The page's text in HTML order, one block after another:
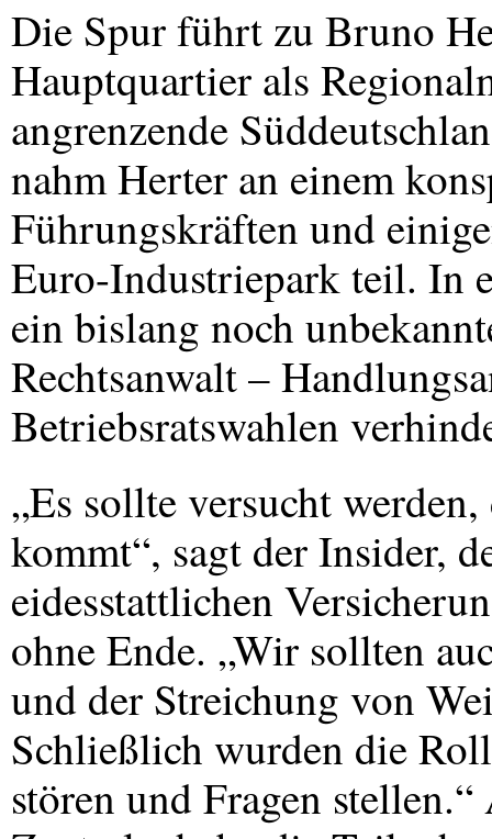
Die Spur führt zu Bruno
Hauptquartier als
angrenzende
nahm Herter an einem
Führungskräften und
Euro-Industriepark teil. In
ein bislang noch
Rechtsanwalt –
Betriebsratswahlen
„Es sollte versucht
kommt“, sagt der Insider,
eidesstattlichen
ohne Ende. „Wir sollten
und der Streichung von
Schließlich wurden die
stören und Fragen